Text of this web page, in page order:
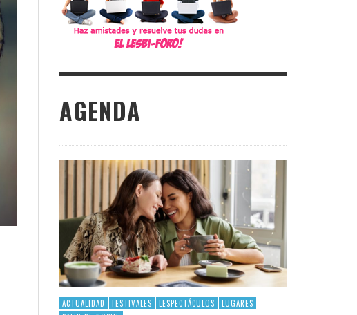
AGENDA
ACTUALIDAD FESTIVALES LESPECTÁCULOS
LUGARES